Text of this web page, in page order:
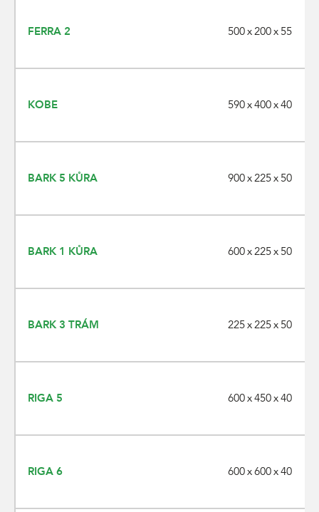
FERRA 2 500 x 200 x 55
KOBE 590 x 400 x 40
BARK 5 KŮRA 900 x 225 x 50
BARK 1 KŮRA 600 x 225 x 50
BARK 3 TRÁM 225 x 225 x 50
RIGA 5 600 x 450 x 40
RIGA 6 600 x 600 x 40